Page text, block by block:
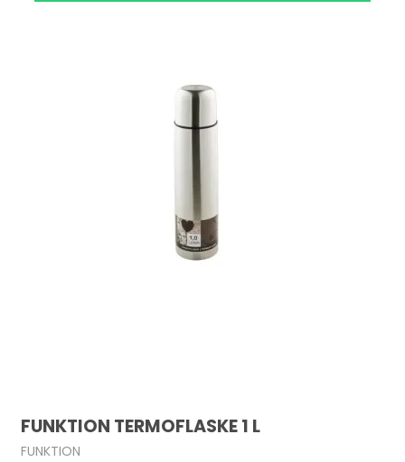
FUNKTION TERMOFLASKE 1 L
FUNKTION